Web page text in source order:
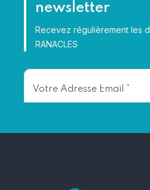
newsletter
Recevez régulièrement les
RANACLES